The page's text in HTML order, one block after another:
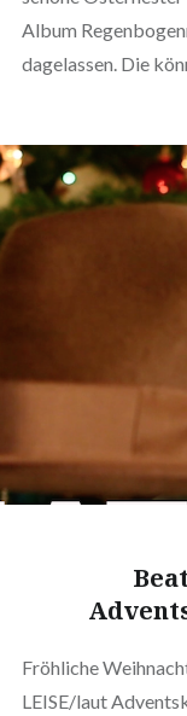
Album
dagelassen. Die
Fröhliche
LEISE/laut